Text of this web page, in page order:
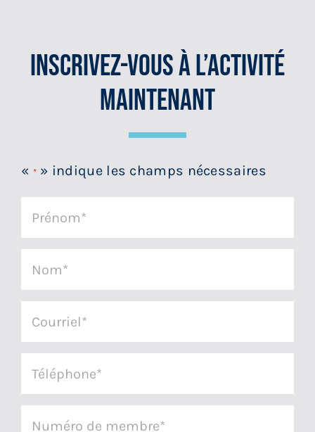
Inscrivez-Vous À L’activité
Maintenant
« *» indique les champs nécessaires